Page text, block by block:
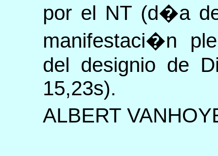
por el NT (d�a
manifestaci�n
del designio de
15,23s).
ALBERT